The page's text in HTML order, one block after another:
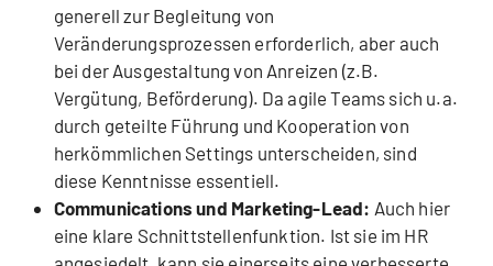
generell zur Begleitung von
Veränderungsprozessen erforderlich, aber auch
bei der Ausgestaltung von Anreizen (z.B.
Vergütung, Beförderung). Da agile Teams sich u.a.
durch geteilte Führung und Kooperation von
herkömmlichen Settings unterscheiden, sind
diese Kenntnisse essentiell.
Communications und Marketing-Lead: Auch hier
eine klare Schnittstellenfunktion. Ist sie im HR